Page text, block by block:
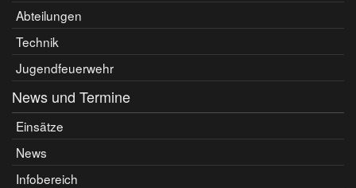
Abteilungen
Technik
Jugendfeuerwehr
News und Termine
Einsätze
News
Infobereich